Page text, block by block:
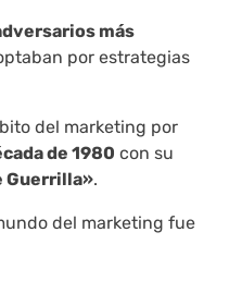
más
por estrategias
del marketing por
de 1980 con su
Guerrilla».
del marketing fue